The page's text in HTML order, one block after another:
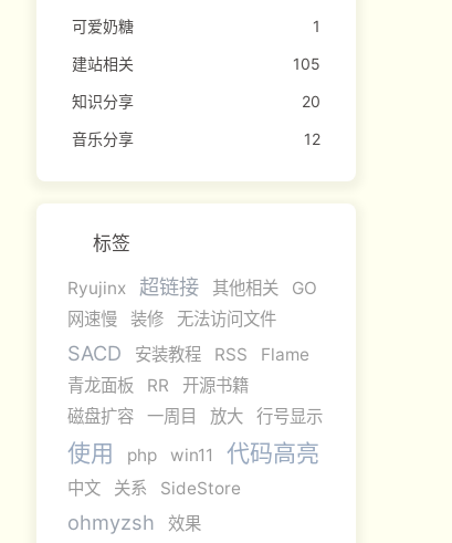
可爱奶糖
1
建站相关
105
知识分享
20
音乐分享
12
标签
Ryujinx 超链接 其他相关
GO
网速慢
装修 无法访问文件
SACD 安装教程 RSS
Flame
青龙面板
RR
开源书籍
磁盘扩容
一周目 放大 行号显示
使用 php win11 代码高亮
中文 关系 SideStore
ohmyzsh
效果